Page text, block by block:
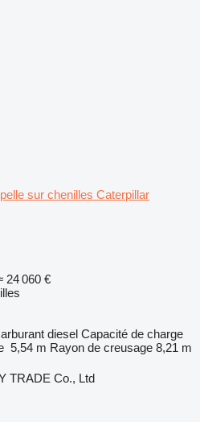
pelle sur chenilles Caterpillar
24 060 €
diesel Capacité de charge
5,54 m Rayon de creusage 8,21 m
TRADE Co., Ltd